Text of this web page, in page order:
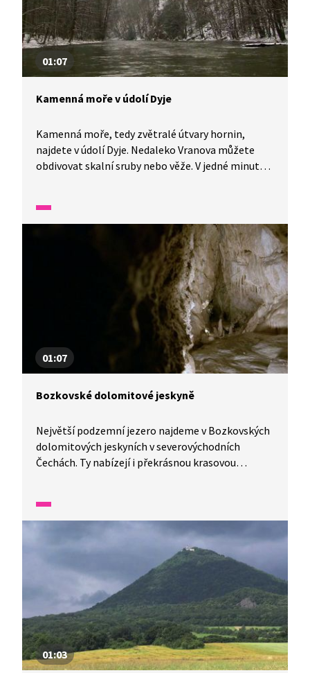
01:07
Kamenná moře v údolí Dyje
Kamenná moře, tedy zvětralé útvary hornin,
najdete v údolí Dyje. Nedaleko Vranova můžete
obdivovat skalní sruby nebo věže. V jedné minutě
01:07
Bozkovské dolomitové jeskyně
Největší podzemní jezero najdeme v Bozkovských
dolomitových jeskyních v severovýchodních
Čechách. Ty nabízejí i překrásnou krasovou
01:03